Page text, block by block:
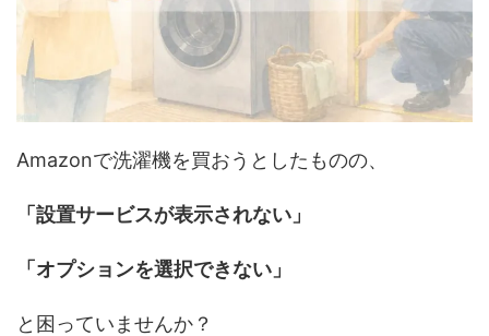
Amazonで洗濯機を買おうとしたものの、
「設置サービスが表示されない」
「オプションを選択できない」
と困っていませんか？